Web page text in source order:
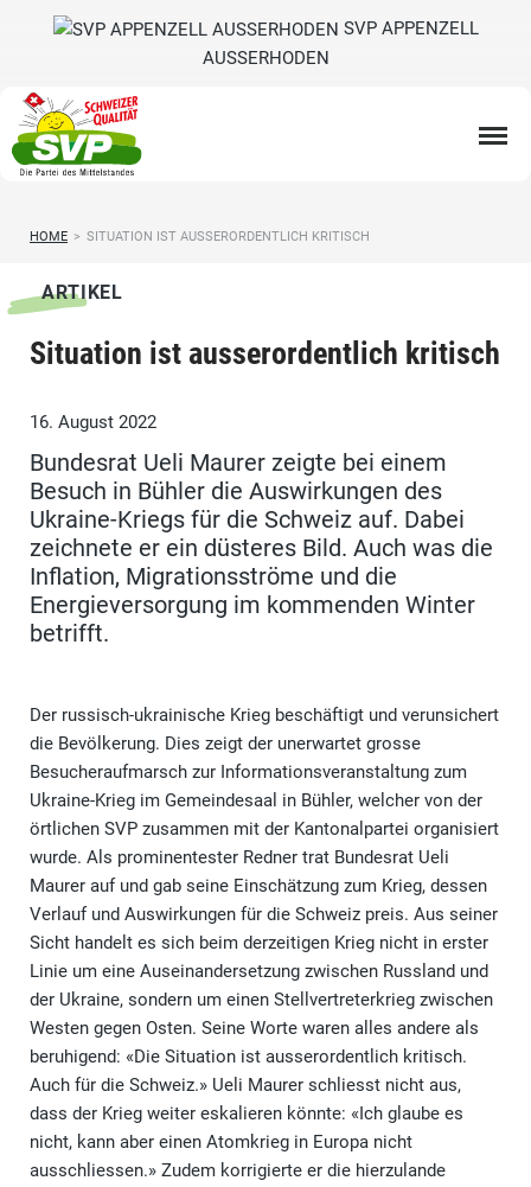
SVP APPENZELL
AUSSERHODEN
HOME > SITUATION IST AUSSERORDENTLICH KRITISCH
ARTIKEL
Situation ist ausserordentlich kritisch
16. August 2022
Bundesrat Ueli Maurer zeigte bei einem
Besuch in Bühler die Auswirkungen des
Ukraine-Kriegs für die Schweiz auf. Dabei
zeichnete er ein düsteres Bild. Auch was die
Inflation, Migrationsströme und die
Energieversorgung im kommenden Winter
betrifft.
Der russisch-ukrainische Krieg beschäftigt und verunsichert
die Bevölkerung. Dies zeigt der unerwartet grosse
Besucheraufmarsch zur Informationsveranstaltung zum
Ukraine-Krieg im Gemeindesaal in Bühler, welcher von der
örtlichen SVP zusammen mit der Kantonalpartei organisiert
wurde. Als prominentester Redner trat Bundesrat Ueli
Maurer auf und gab seine Einschätzung zum Krieg, dessen
Verlauf und Auswirkungen für die Schweiz preis. Aus seiner
Sicht handelt es sich beim derzeitigen Krieg nicht in erster
Linie um eine Auseinandersetzung zwischen Russland und
der Ukraine, sondern um einen Stellvertreterkrieg zwischen
Westen gegen Osten. Seine Worte waren alles andere als
beruhigend: «Die Situation ist ausserordentlich kritisch.
Auch für die Schweiz.» Ueli Maurer schliesst nicht aus,
dass der Krieg weiter eskalieren könnte: «Ich glaube es
nicht, kann aber einen Atomkrieg in Europa nicht
ausschliessen.» Zudem korrigierte er die hierzulande